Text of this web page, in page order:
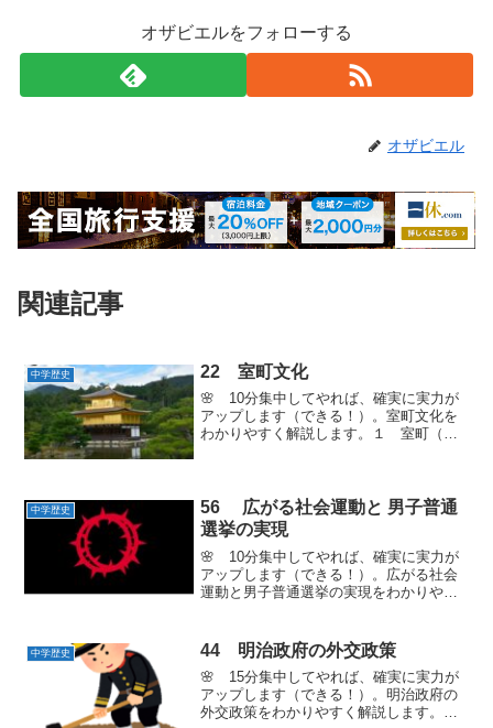
オザビエルをフォローする
オザビエル
関連記事
中学歴史 22 室町文化
🌸 10分集中してやれば、確実に実力が
アップします（できる！）。室町文化を
わかりやすく解説します。１ 室町（む
士 貴族 民衆特色 ...
中学歴史
56 広がる社会運動と 男子普通
選挙の実現
🌸 10分集中してやれば、確実に実力が
アップします（できる！）。広がる社会
運動と男子普通選挙の実現をわかりやす
条件の改善と社会的な地位の安定や向上
をめざした。1912...
中学歴史 44 明治政府の外交政策
🌸 15分集中してやれば、確実に実力が
アップします（できる！）。明治政府の
外交政策をわかりやすく解説します。